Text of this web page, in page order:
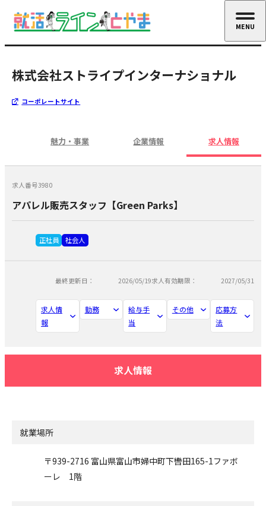
株式会社ストライプインターナショナル
コーポレートサイト
魅力・事業 企業情報 求人情報
求人番号3980
アパレル販売スタッフ【Green Parks】
正社員 社会人
最終更新日： 2026/05/19求人有効期限： 2027/05/31
求人情
報
勤務
給与手
当
その他
応募方
法
求人情報
就業場所
〒939-2716 富山県富山市婦中町下轡田165-1ファボ
ーレ 1階
MENU